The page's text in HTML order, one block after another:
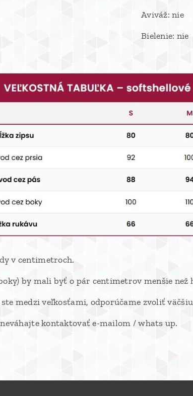
Aviváž: nie
Bielenie: nie
v centimetroch.
by mali byť o pár centimetrov menšie
medzi veľkosťami, odporúčame zvoliť
kontaktovať e-mailom / whats up.